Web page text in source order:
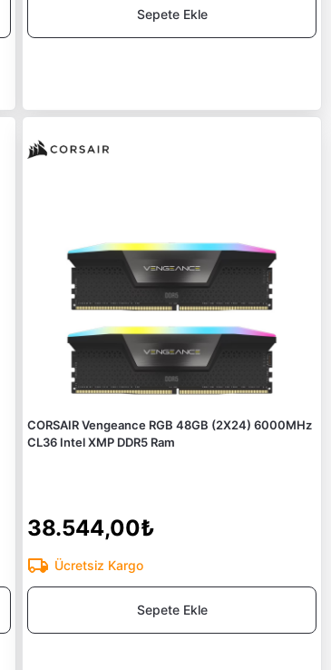
Sepete Ekle
CORSAIR Vengeance RGB 48GB (2X24) 6000MHz
CL36 Intel XMP DDR5 Ram
38.544,00₺
Ücretsiz Kargo
Sepete Ekle